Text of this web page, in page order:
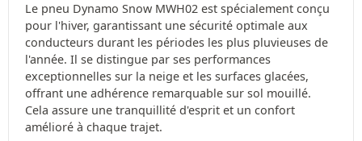
Le pneu Dynamo Snow MWH02 est spécialement conçu
pour l'hiver, garantissant une sécurité optimale aux
conducteurs durant les périodes les plus pluvieuses de
l'année. Il se distingue par ses performances
exceptionnelles sur la neige et les surfaces glacées,
offrant une adhérence remarquable sur sol mouillé.
Cela assure une tranquillité d'esprit et un confort
amélioré à chaque trajet.